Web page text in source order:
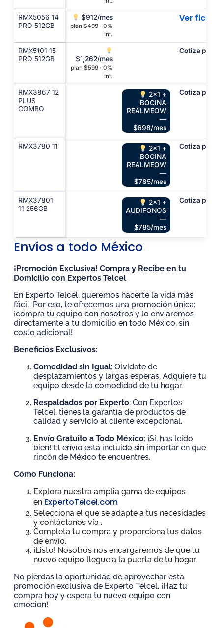
RMX5056 14
PRO 512GB
$912/mes
plan $499 · 0%
int.
Ver ficha
RMX5101 15
PRO 512GB
$1,262/mes
plan $599 · 0%
int.
Cotiza por
RMX3867 12
PLUS
COMBO
2x1 +
BOCINA
REALMEOW
—
$698/mes
Cotiza por
RMX3780 11
2x1 +
BOCINA
REALMEOW
—
$785/mes
Cotiza por
RMX37801
11 256GB
2x1 +
AUDIFONOS
—
$785/mes
Cotiza por
Envíos a todo México​
¡Promoción Exclusiva! Compra y Recibe en tu
Domicilio con Expertos Telcel
En Experto Telcel, queremos hacerte la vida más
fácil. Por eso, te ofrecemos una promoción única:
¡compra tu equipo con nosotros y lo enviaremos
directamente a tu domicilio en todo México, sin
costo adicional!
Beneficios Exclusivos:
Comodidad sin Igual: Olvídate de
desplazamientos y largas esperas. Adquiere tu
equipo desde la comodidad de tu hogar.
Respaldados por Experto: Con Expertos
Telcel, tienes la garantía de productos de
calidad y servicio al cliente excepcional.
Envío Gratuito a Todo México: ¡Sí, has leído
bien! El envío está incluido sin importar en qué
rincón de México te encuentres.
Cómo Funciona:
Explora nuestra amplia gama de equipos
en ExpertoTelcel.com
Selecciona el que se adapte a tus necesidades
y contáctanos vía
Completa tu compra y proporciona tus datos
de envío.
¡Listo! Nosotros nos encargaremos de que tu
nuevo equipo llegue a la puerta de tu hogar.
No pierdas la oportunidad de aprovechar esta
promoción exclusiva de Experto Telcel. ¡Haz tu
compra hoy y espera tu nuevo equipo con
emoción!